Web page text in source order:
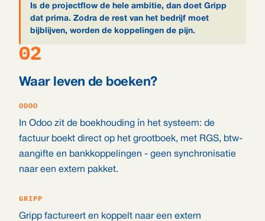
Is de projectflow de hele ambitie, dan doet Gripp
dat prima. Zodra de rest van het bedrijf moet
bijblijven, worden de koppelingen de pijn.
02
Waar leven de boeken?
ODOO
In Odoo zit de boekhouding ín het systeem: de
factuur boekt direct op het grootboek, met RGS, btw-
aangifte en bankkoppelingen - geen synchronisatie
naar een extern pakket.
GRIPP
Gripp factureert en koppelt naar een extern